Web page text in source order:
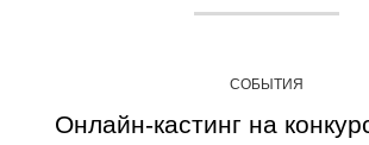
СОБЫТИЯ
Онлайн-кастинг на